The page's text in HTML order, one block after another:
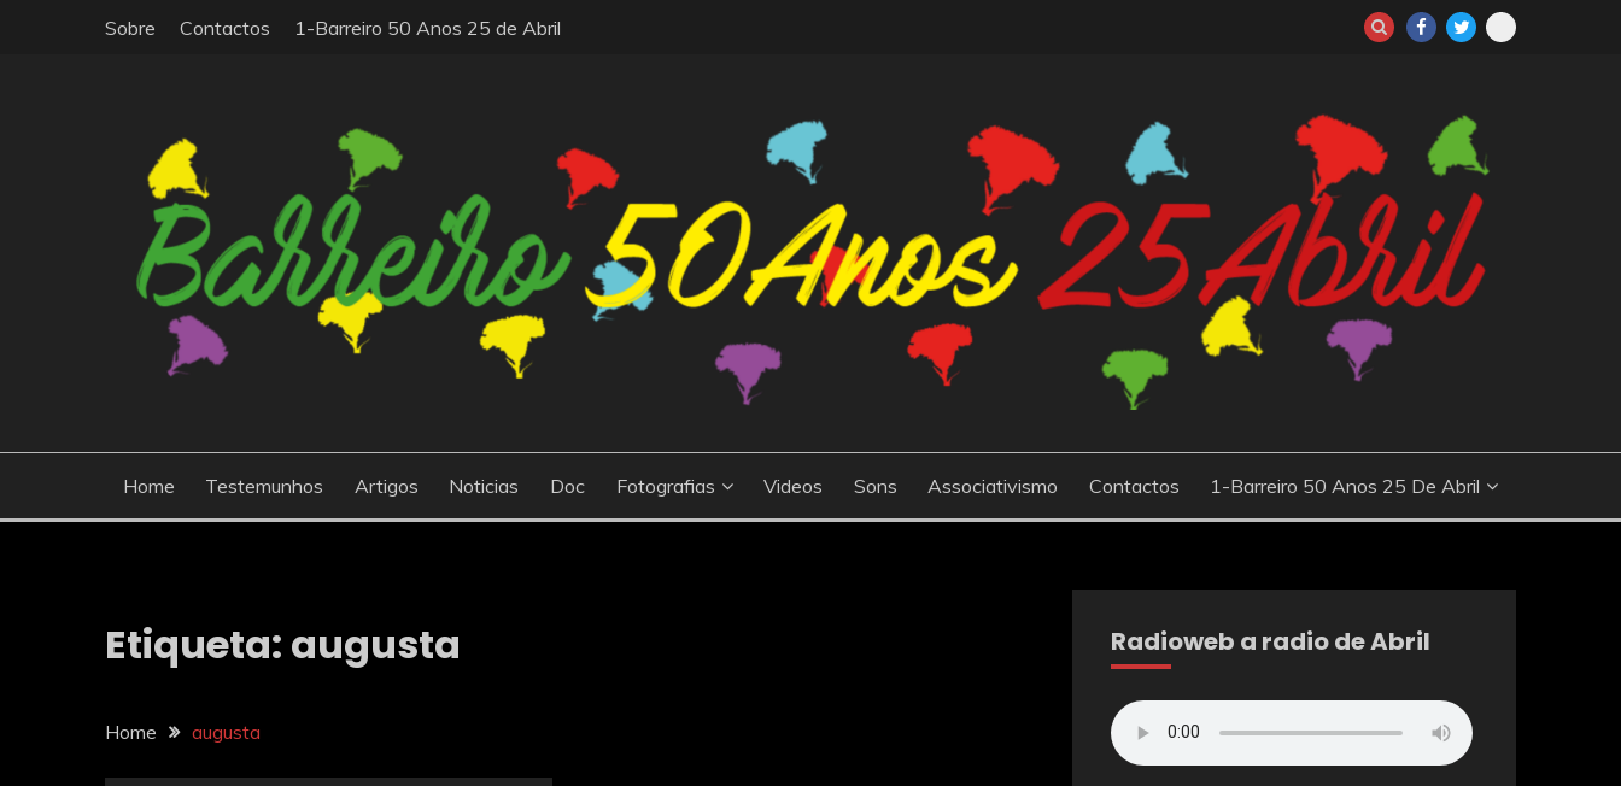
Sobre Contactos 1-Barreiro 50 Anos 25 de Abril
BARREIRO|50ANOS|25ABRILdia histórico, bem como as suas consequências políticas, sociais e culturais
Home
Testemunhos Artigos Noticias Doc Fotografias Videos Sons Associativismo Contactos 1-Barreiro 50 Anos 25 De Abril
Etiqueta: augusta
Home augusta
Radioweb a radio de Abril